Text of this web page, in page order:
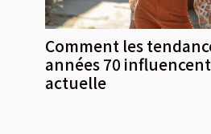
Comment les
années 70
actuelle